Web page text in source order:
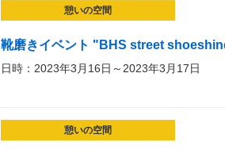
憩いの空間
靴磨きイベント "BHS street
日時：2023年3月16日～2023年3月17日
憩いの空間